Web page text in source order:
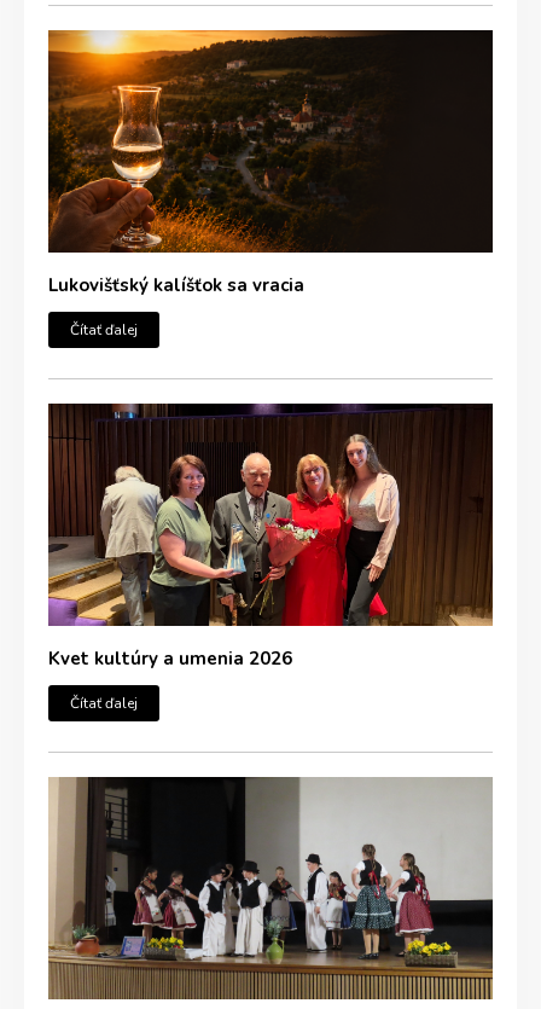
Lukovišťský kalíšťok sa vracia
Čítať ďalej
Kvet kultúry a umenia 2026
Čítať ďalej